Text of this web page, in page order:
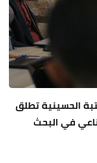
الحسينية تطلق
في البحث